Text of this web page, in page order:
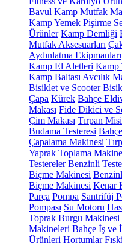
Bavul Kamp Mutfak
Kamp Yemek Pişirme
Ürünler Kamp Demliği
Mutfak Aksesuarları
Aydınlatma Ekipmanları
Kamp El Aletleri Kamp
Kamp Baltası Avcılık
Bisiklet ve Scooter
Çapa Kürek Bahçe
Makası Fide Dikici ve
Çim Makası Tırpan
Budama Testeresi
Çapalama Makinesi
Yaprak Toplama
Testereler Benzinli
Biçme Makinesi
Biçme Makinesi Kenar
Parça Pompa Santrifüj
Pompası Su Motoru
Toprak Burgu Makinesi
Makineleri Bahçe İş ve
Ürünleri Hortumlar